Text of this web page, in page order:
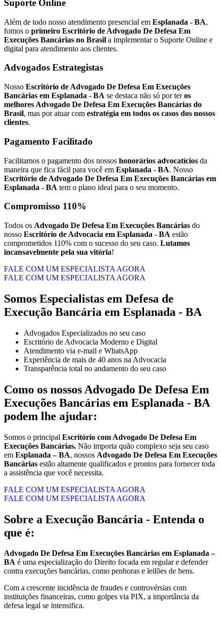
Suporte Online
Além de todo nosso atendimento presencial em Esplanada - BA,
fomos o primeiro Escritório de Advogado De Defesa Em
Execuções Bancárias no Brasil a implementar o Suporte Online e
digital para atendimento aos clientes.
Advogados Estrategistas
Nosso Escritório de Advogado De Defesa Em Execuções
Bancárias em Esplanada - BA se destaca não só por teros
melhores Advogado De Defesa Em Execuções Bancárias do
Brasil, mas por atuar com estratégia em todos os casos dos nossos
clientes.
Pagamento Facilitado
Facilitamos o pagamento dos nossos honorários advocatícios da
maneira que fica fácil para você em Esplanada - BA. Nosso
Escritório de Advogado De Defesa Em Execuções Bancárias em
Esplanada - BA tem o plano ideal para o seu momento.
Compromisso 110%
Todos os Advogado De Defesa Em Execuções Bancárias do
nosso Escritório de Advocacia em Esplanada - BA estão
comprometidos 110% com o sucesso do seu caso. Lutamos
incansavelmente pela sua vitória!
FALE COM UM ESPECIALISTA AGORA
FALE COM UM ESPECIALISTA AGORA
Somos Especialistas em Defesa de
Execução Bancária em Esplanada - BA
Advogados Especializados no seu caso
Escritório de Advocacia Moderno e Digital
Atendimento via e-mail e WhatsApp
Experiência de mais de 40 anos na Advocacia
Transparência total no andamento do seu caso
Como os nossos Advogado De Defesa Em
Execuções Bancárias em Esplanada - BA
podem lhe ajudar:
Somos o principal Escritório com Advogado De Defesa Em
Execuções Bancárias. Não importa quão complexo seja seu caso
em Esplanada – BA, nossos Advogado De Defesa Em Execuções
Bancárias estão altamente qualificados e prontos para fornecer toda
a assistência que você necessita.
FALE COM UM ESPECIALISTA AGORA
FALE COM UM ESPECIALISTA AGORA
Sobre a Execução Bancária - Entenda o
que é:
Advogado De Defesa Em Execuções Bancárias em Esplanada –
BA é uma especialização do Direito focada em regular e defender
contra execuções bancárias, como penhoras e leilões de bens.
Com a crescente incidência de fraudes e controvérsias com
instituições financeiras, como golpes via PIX, a importância da
defesa legal se intensifica.